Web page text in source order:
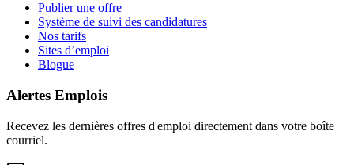
Publier une offre
Système de suivi des candidatures
Nos tarifs
Sites d’emploi
Blogue
Alertes Emplois
Recevez les dernières offres d'emploi directement dans votre boîte
courriel.